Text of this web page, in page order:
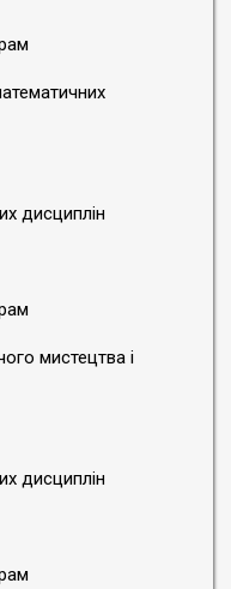
дисциплін
мистецтва і
дисциплін